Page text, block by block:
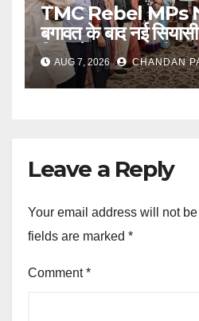
TMC Rebel MPs
बगावत के बाद नई
विलय के बावजूद बागी
खींचतान, भाजपा को लेकर
AUG 7, 2026 CHANDAN
Leave a Reply
Your email address will not
fields are marked *
Comment*